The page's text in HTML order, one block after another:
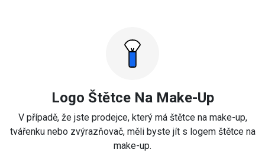
Logo Štětce Na Make-Up
V případě, že jste prodejce, který má štětce na make-up,
tvářenku nebo zvýrazňovač, měli byste jít s logem štětce na
make-up.